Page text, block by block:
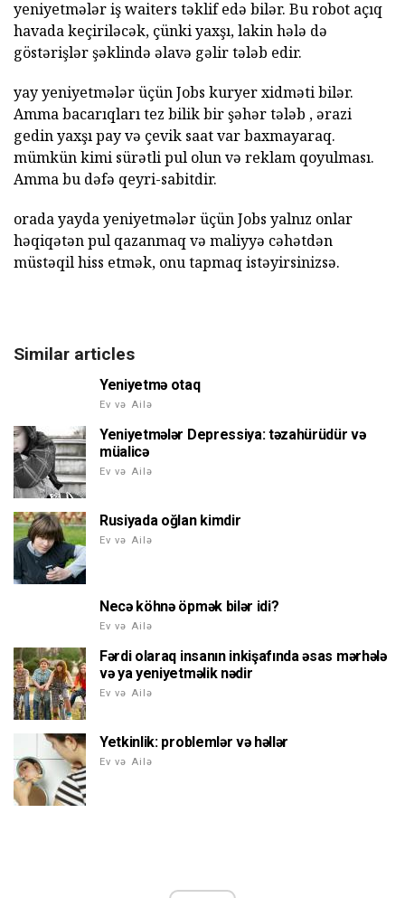
yeniyetmələr iş waiters təklif edə bilər. Bu robot açıq
havada keçiriləcək, çünki yaxşı, lakin hələ də
göstərişlər şəklində əlavə gəlir tələb edir.
yay yeniyetmələr üçün Jobs kuryer xidməti bilər.
Amma bacarıqları tez bilik bir şəhər tələb , ərazi
gedin yaxşı pay və çevik saat var baxmayaraq.
mümkün kimi sürətli pul olun və reklam qoyulması.
Amma bu dəfə qeyri-sabitdir.
orada yayda yeniyetmələr üçün Jobs yalnız onlar
həqiqətən pul qazanmaq və maliyyə cəhətdən
müstəqil hiss etmək, onu tapmaq istəyirsinizsə.
Similar articles
Yeniyetmə otaq
Ev və Ailə
Yeniyetmələr Depressiya: təzahürüdür və
müalicə
Ev və Ailə
Rusiyada oğlan kimdir
Ev və Ailə
Necə köhnə öpmək bilər idi?
Ev və Ailə
Fərdi olaraq insanın inkişafında əsas mərhələ
və ya yeniyetməlik nədir
Ev və Ailə
Yetkinlik: problemlər və həllər
Ev və Ailə